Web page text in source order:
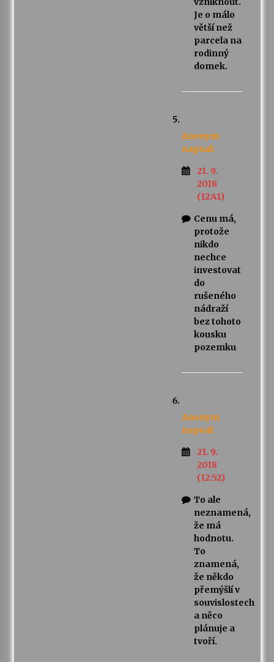
Je o málo
větší než
parcela na
rodinný
domek.
Anonym
napsal:
21. 9.
2018
(12:41)
Cenu má,
protože
nikdo
nechce
investovat
do
rušeného
nádraží
bez tohoto
kousku
pozemku
Anonym
napsal:
21. 9.
2018
(12:52)
To ale
neznamená,
že má
hodnotu.
To
znamená,
že někdo
přemýšlí v
souvislostech
a něco
plánuje a
tvoří.